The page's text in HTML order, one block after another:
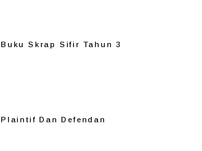
Buku Skrap Sifir Tahun 3
Plaintif Dan Defendan